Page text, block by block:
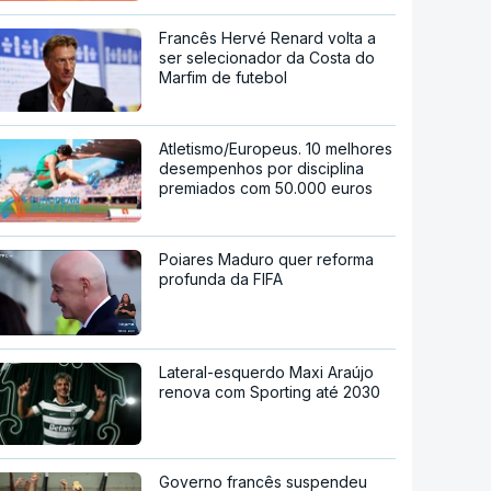
Francês Hervé Renard volta a
ser selecionador da Costa do
Marfim de futebol
Atletismo/Europeus. 10 melhores
desempenhos por disciplina
premiados com 50.000 euros
Poiares Maduro quer reforma
profunda da FIFA
Lateral-esquerdo Maxi Araújo
renova com Sporting até 2030
Governo francês suspendeu